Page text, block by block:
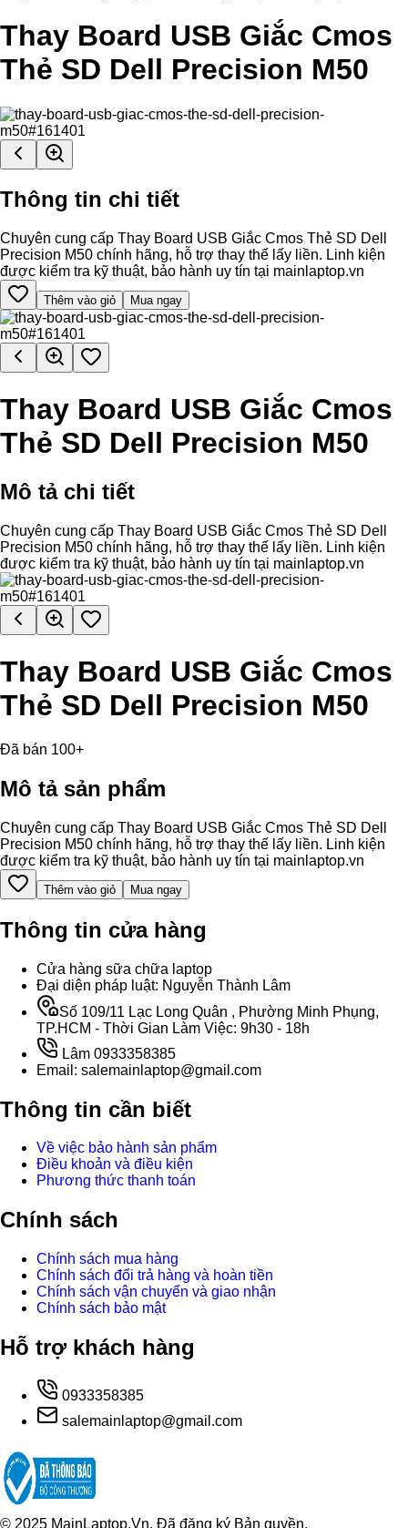
Thay Board USB Giắc Cmos
Thẻ SD Dell Precision M50
Thông tin chi tiết
Chuyên cung cấp Thay Board USB Giắc Cmos Thẻ SD Dell
Precision M50 chính hãng, hỗ trợ thay thế lấy liền. Linh kiện
được kiểm tra kỹ thuật, bảo hành uy tín tại mainlaptop.vn
Thêm vào giỏ Mua ngay
Thay Board USB Giắc Cmos
Thẻ SD Dell Precision M50
Mô tả chi tiết
Chuyên cung cấp Thay Board USB Giắc Cmos Thẻ SD Dell
Precision M50 chính hãng, hỗ trợ thay thế lấy liền. Linh kiện
được kiểm tra kỹ thuật, bảo hành uy tín tại mainlaptop.vn
Thay Board USB Giắc Cmos
Thẻ SD Dell Precision M50
Đã bán 100+
Mô tả sản phẩm
Chuyên cung cấp Thay Board USB Giắc Cmos Thẻ SD Dell
Precision M50 chính hãng, hỗ trợ thay thế lấy liền. Linh kiện
được kiểm tra kỹ thuật, bảo hành uy tín tại mainlaptop.vn
Thêm vào giỏ Mua ngay
Thông tin cửa hàng
Cửa hàng sữa chữa laptop
Đại diện pháp luật: Nguyễn Thành Lâm
Số 109/11 Lạc Long Quân , Phường Minh Phụng,
TP.HCM - Thời Gian Làm Việc: 9h30 - 18h
Lâm 0933358385
Email: salemainlaptop@gmail.com
Thông tin cần biết
Về việc bảo hành sản phẩm
Điều khoản và điều kiện
Phương thức thanh toán
Chính sách
Chính sách mua hàng
Chính sách đổi trả hàng và hoàn tiền
Chính sách vận chuyển và giao nhận
Chính sách bảo mật
Hỗ trợ khách hàng
0933358385
salemainlaptop@gmail.com
© 2025 MainLaptop.Vn. Đã đăng ký Bản quyền.